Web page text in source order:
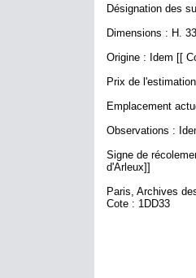
Désignation des
Dimensions : H.
Origine : Idem [[
Prix de
Emplacement
Observations :
Signe de
d'Arleux]]
Paris, Archives
Cote : 1DD33